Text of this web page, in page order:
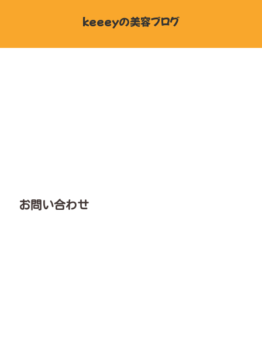
keeeyの美容ブログ
お問い合わせ